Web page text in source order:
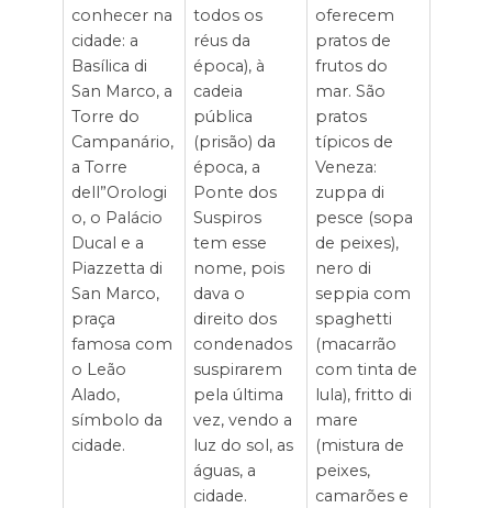
conhecer na
cidade: a
Basílica di
San Marco, a
Torre do
Campanário,
a Torre
dell”Orologi
o, o Palácio
Ducal e a
Piazzetta di
San Marco,
praça
famosa com
o Leão
Alado,
símbolo da
cidade.
todos os
réus da
época), à
cadeia
pública
(prisão) da
época, a
Ponte dos
Suspiros
tem esse
nome, pois
dava o
direito dos
condenados
suspirarem
pela última
vez, vendo a
luz do sol, as
águas, a
cidade.
oferecem
pratos de
frutos do
mar. São
pratos
típicos de
Veneza:
zuppa di
pesce (sopa
de peixes),
nero di
seppia com
spaghetti
(macarrão
com tinta de
lula), fritto di
mare
(mistura de
peixes,
camarões e